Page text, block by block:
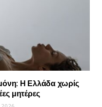
μόνη: Η Ελλάδα χωρίς
μητέρες